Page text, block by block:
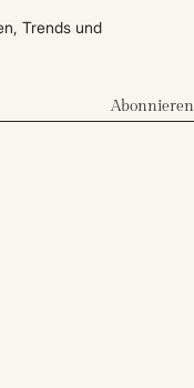
Trends und
Abonnieren